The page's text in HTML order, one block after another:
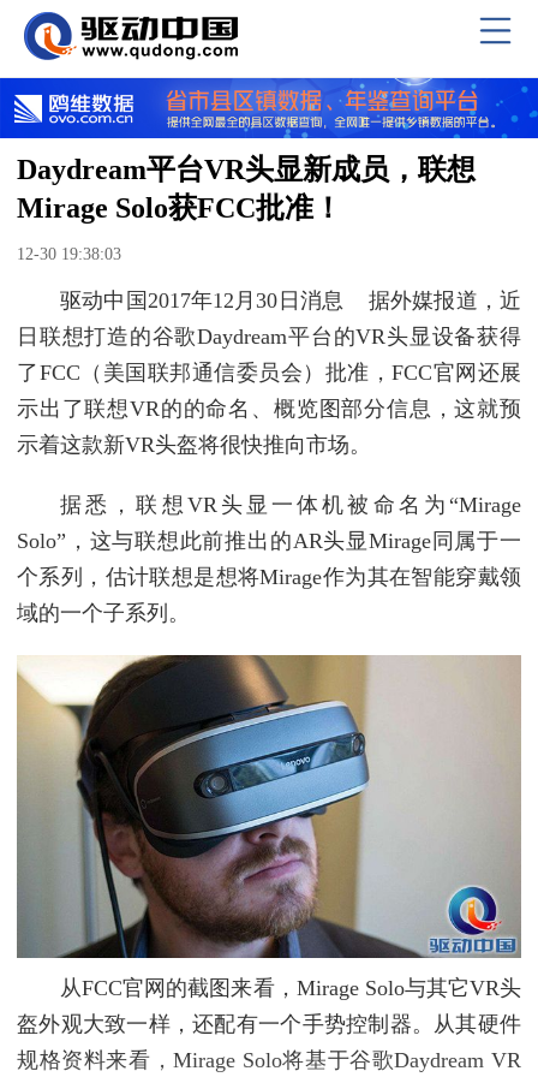
Daydream平台VR头显新成员，联想
Mirage Solo获FCC批准！
12-30 19:38:03
驱动中国2017年12月30日消息 据外媒报道，近
日联想打造的谷歌Daydream平台的VR头显设备获得
了FCC（美国联邦通信委员会）批准，FCC官网还展
示出了联想VR的的命名、概览图部分信息，这就预
示着这款新VR头盔将很快推向市场。
据悉，联想VR头显一体机被命名为“Mirage
Solo”，这与联想此前推出的AR头显Mirage同属于一
个系列，估计联想是想将Mirage作为其在智能穿戴领
域的一个子系列。
从FCC官网的截图来看，Mirage Solo与其它VR头
盔外观大致一样，还配有一个手势控制器。从其硬件
规格资料来看，Mirage Solo将基于谷歌Daydream VR